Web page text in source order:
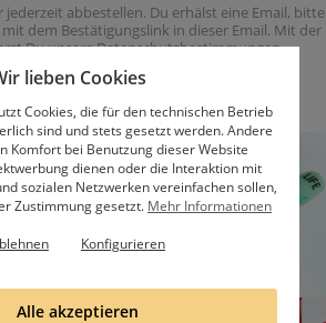
abbestellen. Du erhälst eine Email, bitte
dem Bestätigungslink in dieser Email. Mit der
Du unsereDatenschutzbestimmungen.
lieben Cookies
Cookies, die für den technischen Betrieb
sind und stets gesetzt werden. Andere
Komfort bei Benutzung dieser Website
dienen oder die Interaktion mit
sozialen Netzwerken vereinfachen sollen,
Zustimmung gesetzt. Mehr Informationen
Konfigurieren
Alle akzeptieren